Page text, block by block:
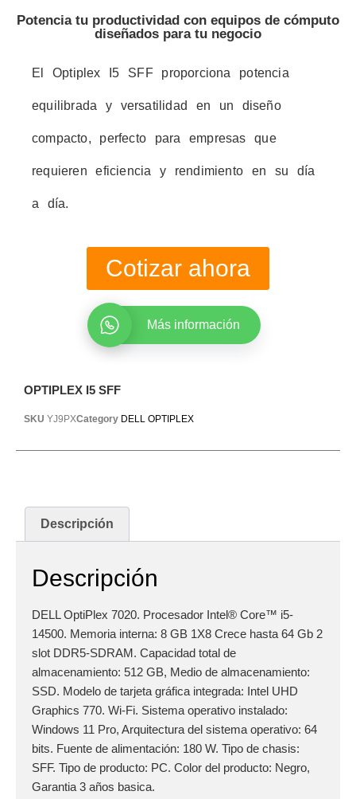
Potencia tu productividad con equipos de cómputo
diseñados para tu negocio
El Optiplex I5 SFF proporciona potencia
equilibrada y versatilidad en un diseño
compacto, perfecto para empresas que
requieren eficiencia y rendimiento en su día
a día.
Cotizar ahora
Más información
OPTIPLEX I5 SFF
SKU YJ9PXCategory DELL OPTIPLEX
Descripción
Descripción
DELL OptiPlex 7020. Procesador Intel® Core™ i5-
14500. Memoria interna: 8 GB 1X8 Crece hasta 64 Gb 2
slot DDR5-SDRAM. Capacidad total de
almacenamiento: 512 GB, Medio de almacenamiento:
SSD. Modelo de tarjeta gráfica integrada: Intel UHD
Graphics 770. Wi-Fi. Sistema operativo instalado:
Windows 11 Pro, Arquitectura del sistema operativo: 64
bits. Fuente de alimentación: 180 W. Tipo de chasis:
SFF. Tipo de producto: PC. Color del producto: Negro,
Garantia 3 años basica.